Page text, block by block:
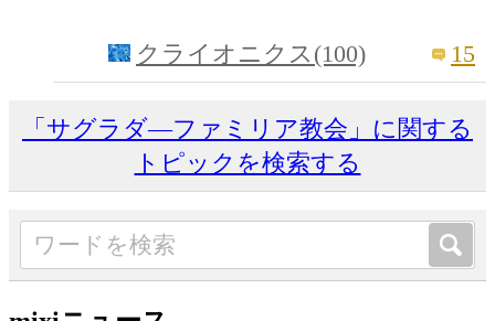
クライオニクス(100) 15
「サグラダ―ファミリア教会」に関する
トピックを検索する